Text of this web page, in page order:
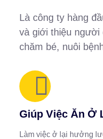
Là công ty hàng
và giới thiệu người
chăm bé, nuôi
Giúp Việc Ăn Ở
Làm việc ở lại hưởng